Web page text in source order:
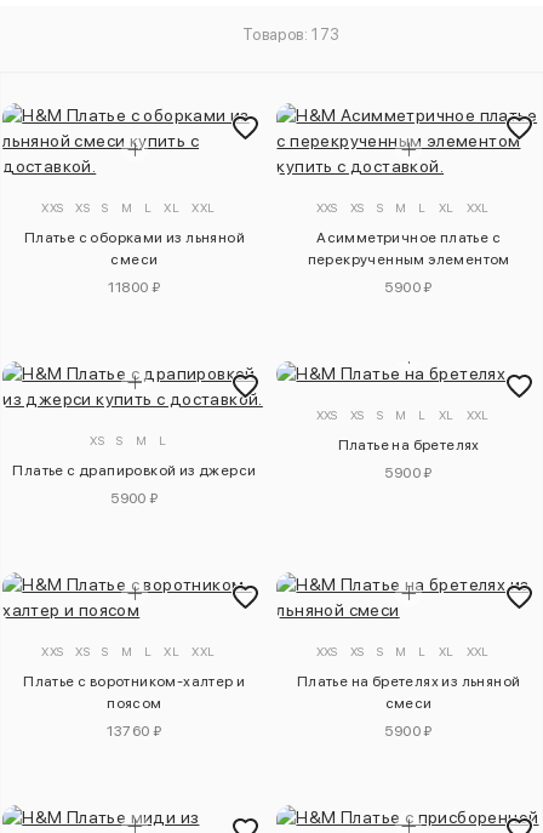
Товаров: 173
XXS XS S M L XL XXL
Платье с оборками из льняной
смеси
11800 ₽
XXS XS S M L XL XXL
Асимметричное платье с
перекрученным элементом
5900 ₽
XS S M L
Платье с драпировкой из джерси
5900 ₽
XXS XS S M L XL XXL
Платье на бретелях
5900 ₽
XXS XS S M L XL XXL
Платье с воротником-халтер и
поясом
13760 ₽
XXS XS S M L XL XXL
Платье на бретелях из льняной
смеси
5900 ₽